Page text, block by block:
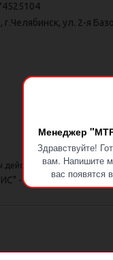
Менеджер
Здравствуйте!
вам. Напишите
вас появятся
г.Челябинск, ул. 2-я
только при
- г. Калининград |